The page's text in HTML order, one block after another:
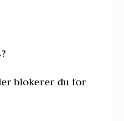
blokerer du for